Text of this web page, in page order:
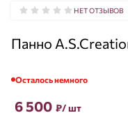
НЕТ ОТЗЫВОВ
Панно
Осталось немного
6 500 ₽/ шт